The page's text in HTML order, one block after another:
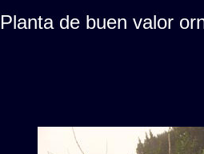
Planta de buen valor